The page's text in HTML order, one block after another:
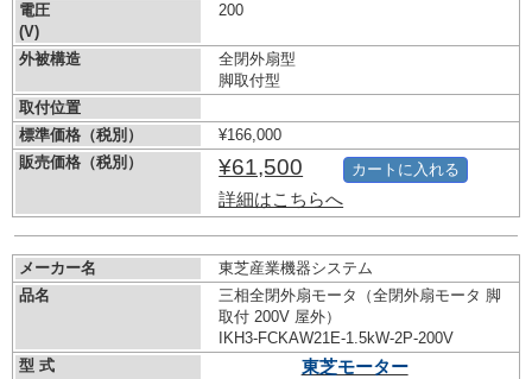
電圧
(V)
200
外被構造
全閉外扇型
脚取付型
取付位置
標準価格（税別）
¥166,000
販売価格（税別）
¥61,500
詳細はこちらへ
カートに入れる
メーカー名
東芝産業機器システム
品名
三相全閉外扇モータ（全閉外扇モータ 脚
取付 200V 屋外）
IKH3-FCKAW21E-1.5kW-2P-200V
型 式
東芝モーター